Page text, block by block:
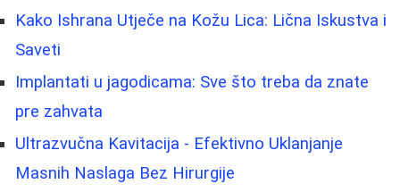
Kako Ishrana Utječe na Kožu Lica: Lična Iskustva i
Saveti
Implantati u jagodicama: Sve što treba da znate
pre zahvata
Ultrazvučna Kavitacija - Efektivno Uklanjanje
Masnih Naslaga Bez Hirurgije